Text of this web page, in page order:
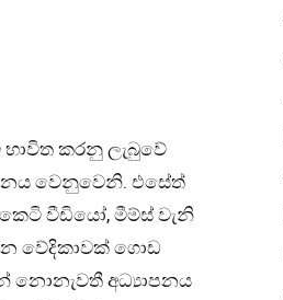
කරනු ලැබුවේ
වෙනුවෙනි. එසේත්
වීඩියෝ, මීම්ස් වැනි
වේදිකාවක් ගොඩ
නොනැවතී අධ්‍යාපනය